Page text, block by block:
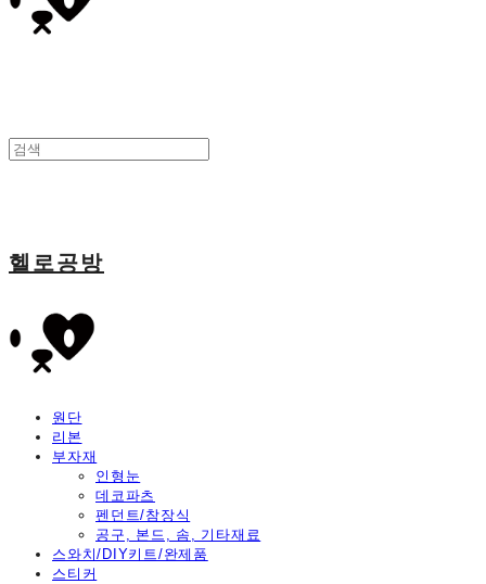
헬로공방
원단
리본
부자재
인형눈
데코파츠
펜던트/참장식
공구, 본드, 솜, 기타재료
스와치/DIY키트/완제품
스티커